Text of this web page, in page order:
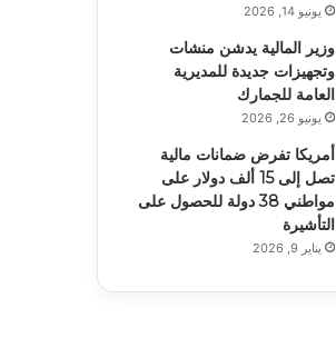
يونيو 14, 2026
وزير المالية يدشن منشات
وتجهيزات جديدة للمديرية
العامة للجمارك
يونيو 26, 2026
أمريكا تفرض ضمانات مالية
تصل إلى 15 ألف دولار على
مواطني 38 دولة للحصول على
التأشيرة
يناير 9, 2026